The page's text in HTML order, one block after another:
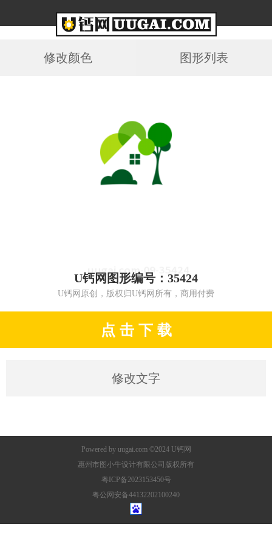
修改颜色 图形列表
U钙网图形编号：35424
U钙网原创，版权归U钙网所有，商用付费
点 击 下 载
修改文字
Powered by uugai.com©2024 U钙网
惠州市图小牛设计有限公司版权所有
粤ICP备2023153450号
粤公网安备44132202100240